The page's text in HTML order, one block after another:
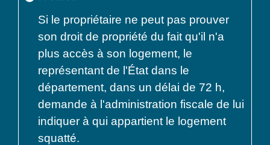
Si le propriétaire ne peut pas prouver
son droit de propriété du fait qu'il n'a
plus accès à son logement, le
représentant de l'État dans le
département, dans un délai de 72 h,
demande à l'administration fiscale de lui
indiquer à qui appartient le logement
squatté.